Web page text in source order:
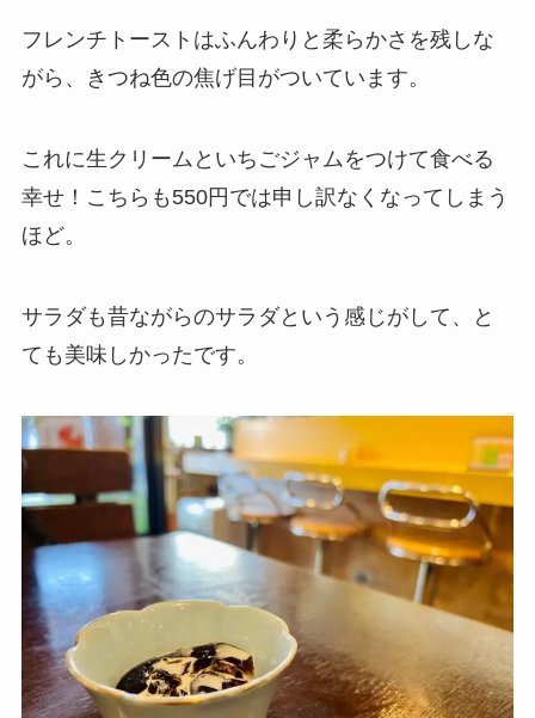
フレンチトーストはふんわりと柔らかさを残しな
がら、きつね色の焦げ目がついています。
これに生クリームといちごジャムをつけて食べる
幸せ！こちらも550円では申し訳なくなってしまう
ほど。
サラダも昔ながらのサラダという感じがして、と
ても美味しかったです。